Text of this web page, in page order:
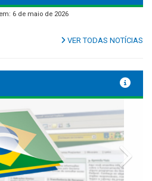
6 de maio de 2026
VER TODAS NOTÍCIAS